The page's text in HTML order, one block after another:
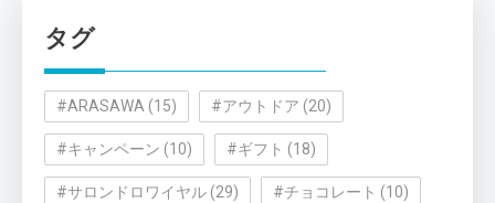
ー
タグ
#ARASAWA (15) #アウトドア (20)
#キャンペーン (10) #ギフト (18)
#サロンドロワイヤル (29) #チョコレート (10)